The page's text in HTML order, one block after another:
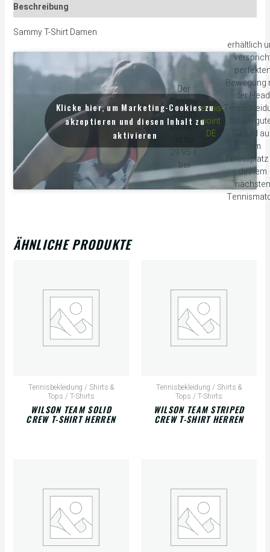
Beschreibung
Sammy T-Shirt Damen
Der
Sammy
T-Shirt
Damen
29.95 €
bei
tennis-
point
DE
erhältlich
Bewegung
der Head
für ein
Gefühl
dem
Tennisplatz
deinem
nächsten
Klicke hier, um Marketing-Cookies zu
akzeptieren und diesen Inhalt zu
aktivieren
ÄHNLICHE PRODUKTE
Tennisbekleidung / Shirts &
Tops / T-Shirts
WILSON TEAM SOLID
CREW T-SHIRT HERREN
Tennisbekleidung / Shirts &
Tops / T-Shirts
WILSON TEAM STRIPED
CREW T-SHIRT HERREN